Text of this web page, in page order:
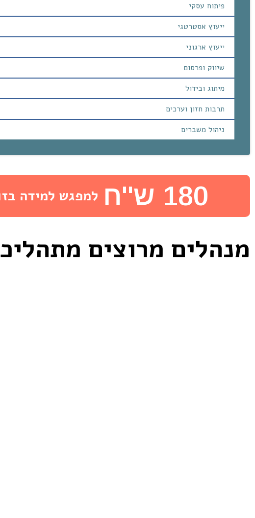
פיתוח עסקי
ייעוץ אסטרטגי
ייעוץ ארגוני
שיווק ופרסום
מיתוג ובידול
תרבות חזון וערכים
ניהול משברים
180 ש''ח למפגש למידה
מנהלים מרוצים